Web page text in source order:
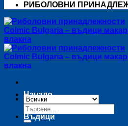
РИБОЛОВНИ
Търсене
за:
Начало
Въдици